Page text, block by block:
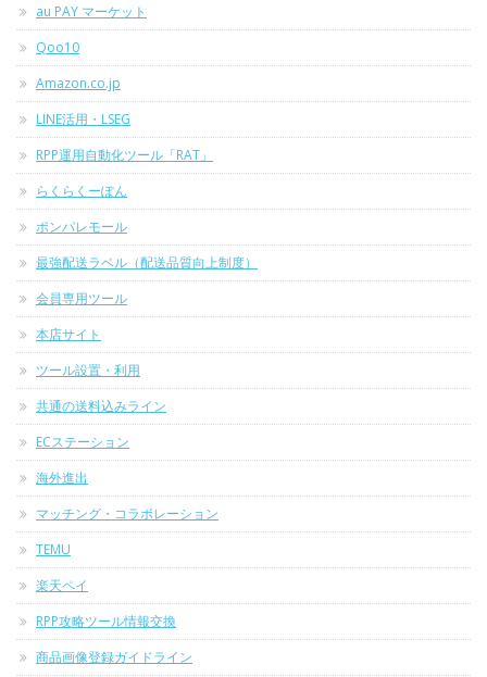
au PAY マーケット
Qoo10
Amazon.co.jp
LINE活用・LSEG
RPP運用自動化ツール「RAT」
らくらくーぽん
ポンパレモール
最強配送ラベル（配送品質向上制度）
会員専用ツール
本店サイト
ツール設置・利用
共通の送料込みライン
ECステーション
海外進出
マッチング・コラボレーション
TEMU
楽天ペイ
RPP攻略ツール情報交換
商品画像登録ガイドライン